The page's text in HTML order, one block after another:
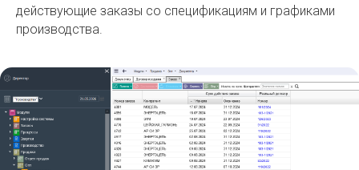
действующие заказы со спецификациям и графиками
производства.